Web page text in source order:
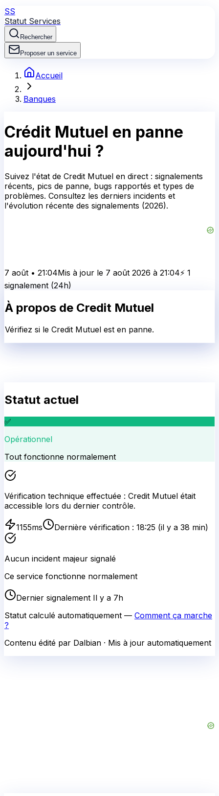
SS
Statut Services
Rechercher
Proposer un service
Accueil
Banques
Crédit Mutuel en panne
aujourd'hui ?
Suivez l'état de Credit Mutuel en direct : signalements
récents, pics de panne, bugs rapportés et types de
problèmes. Consultez les derniers incidents et
l'évolution récente des signalements (2026).
7 août • 21:04Mis à jour le 7 août 2026 à 21:04⚡ 1
signalement (24h)
À propos de Credit Mutuel
Vérifiez si le Credit Mutuel est en panne.
Statut actuel
✅
Opérationnel
Tout fonctionne normalement
Vérification technique effectuée : Credit Mutuel était
accessible lors du dernier contrôle.
1155ms Dernière vérification : 18:25 (il y a 38 min)
Aucun incident majeur signalé
Ce service fonctionne normalement
Dernier signalement Il y a 7h
Statut calculé automatiquement — Comment ça marche
?
Contenu édité par Dalbian · Mis à jour automatiquement